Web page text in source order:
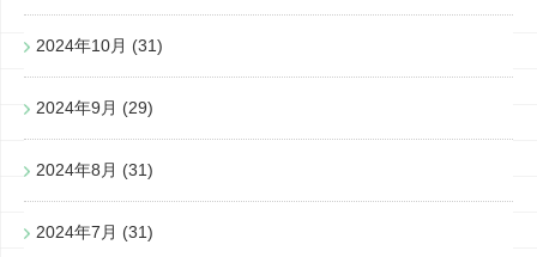
2024年10月 (31)
2024年9月 (29)
2024年8月 (31)
2024年7月 (31)